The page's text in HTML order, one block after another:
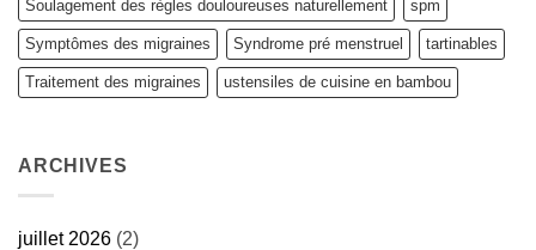
Soulagement des règles douloureuses naturellement spm
Symptômes des migraines Syndrome pré menstruel tartinables
Traitement des migraines ustensiles de cuisine en bambou
ARCHIVES
juillet 2026 (2)